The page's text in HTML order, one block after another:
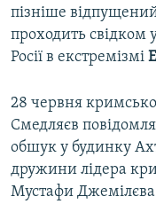
пізніше
проходить свідком
Росії в екстремізмі
28 червня
Смедляєв
обшук у будинку
дружини лідера
Мустафи